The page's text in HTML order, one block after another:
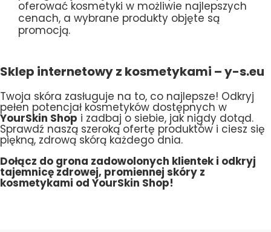
oferować kosmetyki w możliwie najlepszych
cenach, a wybrane produkty objęte są
promocją.
Sklep internetowy z kosmetykami – y-s.eu
Twoja skóra zasługuje na to, co najlepsze! Odkryj
pełen potencjał kosmetyków dostępnych w
YourSkin Shop i zadbaj o siebie, jak nigdy dotąd.
Sprawdź naszą szeroką ofertę produktów i ciesz się
piękną, zdrową skórą każdego dnia.
Dołącz do grona zadowolonych klientek i odkryj
tajemnicę zdrowej, promiennej skóry z
kosmetykami od YourSkin Shop!